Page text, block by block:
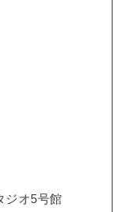
ジオ5号館